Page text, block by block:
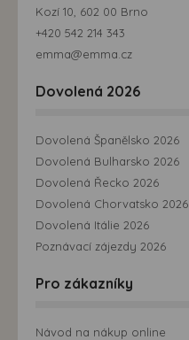
Kozí 10, 602 00 Brno
+420 542 214 343
emma@emma.cz
Dovolená 2026
Dovolená Španělsko 2026
Dovolená Bulharsko 2026
Dovolená Řecko 2026
Dovolená Chorvatsko 2026
Dovolená Itálie 2026
Poznávací zájezdy 2026
Pro zákazníky
Návod na nákup online